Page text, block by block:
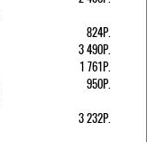
824Р.
3 490Р.
1 761Р.
950Р.
3 232Р.